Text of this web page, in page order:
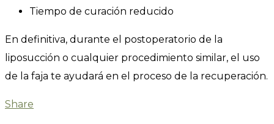
Tiempo de curación reducido
En definitiva, durante el postoperatorio de la
liposucción o cualquier procedimiento similar, el uso
de la faja te ayudará en el proceso de la recuperación.
Share